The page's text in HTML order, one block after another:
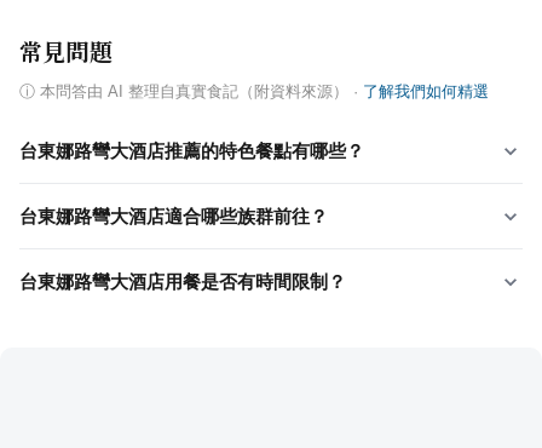
常見問題
ⓘ 本問答由 AI 整理自真實食記（附資料來源） · 了解我們如何精選
台東娜路彎大酒店推薦的特色餐點有哪些？
台東娜路彎大酒店適合哪些族群前往？
台東娜路彎大酒店用餐是否有時間限制？